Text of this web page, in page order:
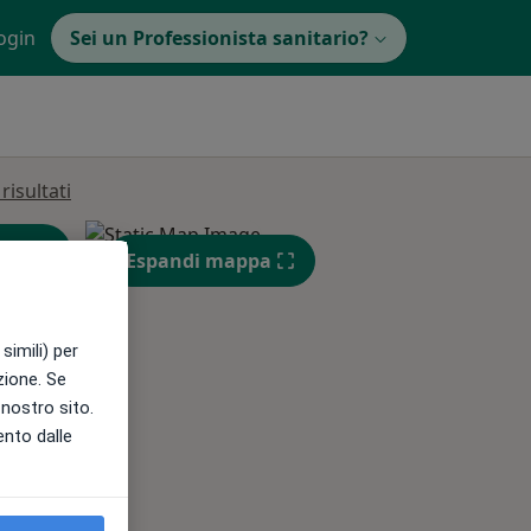
Sei un Professionista sanitario?
Gio,
13 Ago
Espandi mappa
per
Se
sito.
dalle